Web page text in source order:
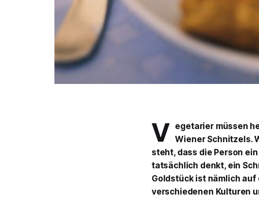
V egetarier müssen
Wiener Schnitzels.
steht, dass die Person
tatsächlich denkt, ein
Goldstück ist nämlich auf
verschiedenen Kulturen